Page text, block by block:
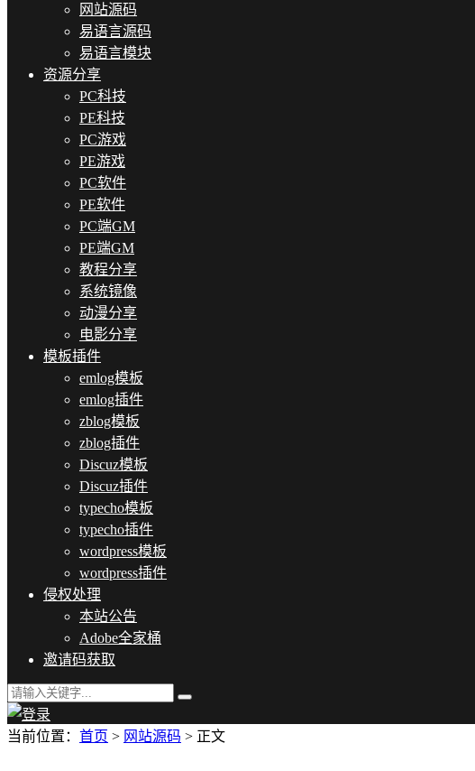
网站源码
易语言源码
易语言模块
资源分享
PC科技
PE科技
PC游戏
PE游戏
PC软件
PE软件
PC端GM
PE端GM
教程分享
系统镜像
动漫分享
电影分享
模板插件
emlog模板
emlog插件
zblog模板
zblog插件
Discuz模板
Discuz插件
typecho模板
typecho插件
wordpress模板
wordpress插件
侵权处理
本站公告
Adobe全家桶
邀请码获取
当前位置： 首页 > 网站源码 > 正文